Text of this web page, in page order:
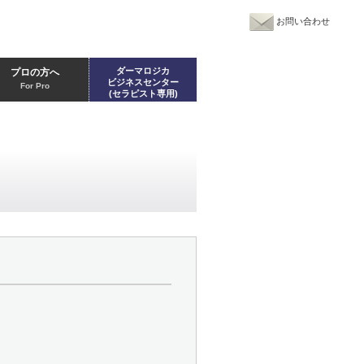
お問い合わせ
プロの方へ
For Pro
ダーマロジカ
ビジネスセンター
(セラピスト専用)